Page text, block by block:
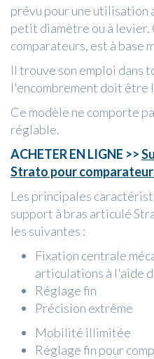
prévu pour une utilisation
petit diamètre ou à
comparateurs, est à base
Il trouve son emploi dans
l'encombrement doit être
Ce modèle ne comporte
réglable.
ACHETER EN LIGNE >>
Strato pour
Les principales
support à bras articulé
les suivantes :
Fixation centrale
articulations à l'aide
Réglage fin
Précision extrême
Mobilité illimitée
Réglage fin pour